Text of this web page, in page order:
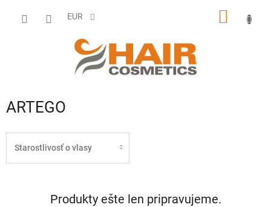
EUR
ARTEGO
Starostlivosť o vlasy
Produkty ešte len pripravujeme.